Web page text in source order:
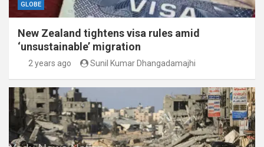
GLOBE
New Zealand tightens visa rules amid
‘unsustainable’ migration
2 years ago Sunil Kumar Dhangadamajhi